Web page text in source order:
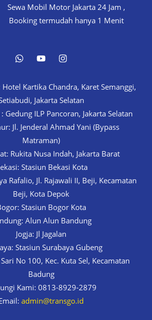
Sewa Mobil Motor Jakarta 24 Jam ,
Booking termudah hanya 1 Menit
Hotel Kartika Chandra, Karet Semanggi,
Jakarta Selatan
Gedung ILP Pancoran, Jakarta Selatan
Jl. Jenderal Ahmad Yani (Bypass
Matraman)
Rukita Nusa Indah, Jakarta Barat
Stasiun Bekasi Kota
Rafalio, Jl. Rajawali II, Beji, Kecamatan
Beji, Kota Depok
Stasiun Bogor Kota
Alun Alun Bandung
Jogja: Jl Jagalan
Stasiun Surabaya Gubeng
No 100, Kec. Kuta Sel, Kecamatan
Badung
Kami: 0813-8929-2879
admin@transgo.id